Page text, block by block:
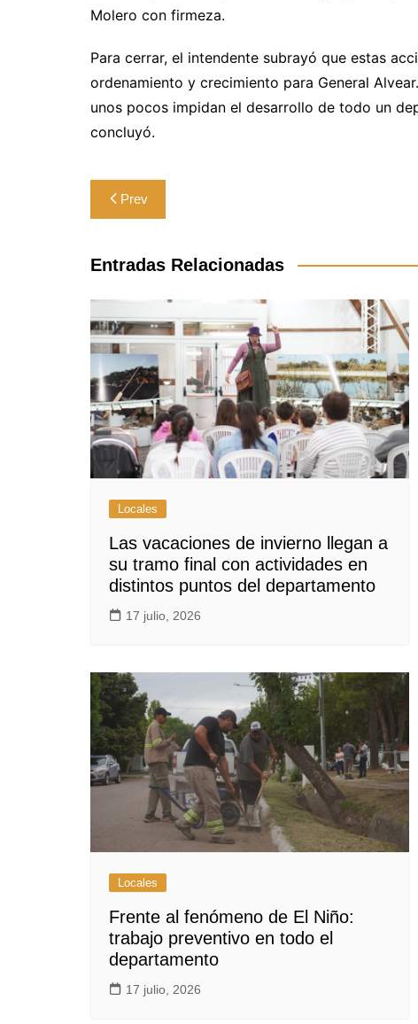
Molero con firmeza.
Para cerrar, el intendente subrayó que estas
ordenamiento y crecimiento para General
unos pocos impidan el desarrollo de todo un
concluyó.
Navegación
de
entradas
Prev
Entradas Relacionadas
Locales
Las vacaciones de invierno llegan a
su tramo final con actividades en
distintos puntos del departamento
17 julio, 2026
Locales
Frente al fenómeno de El Niño:
trabajo preventivo en todo el
departamento
17 julio, 2026